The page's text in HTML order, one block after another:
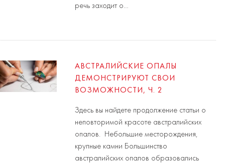
речь заходит о…
АВСТРАЛИЙСКИЕ ОПАЛЫ
ДЕМОНСТРИРУЮТ СВОИ
ВОЗМОЖНОСТИ, Ч. 2
Здесь вы найдете продолжение статьи о
неповторимой красоте австралийских
опалов. Небольшие месторождения,
крупные камни Большинство
австралийских опалов образовались